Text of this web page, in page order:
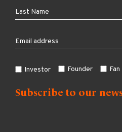
Investor Founder Fan